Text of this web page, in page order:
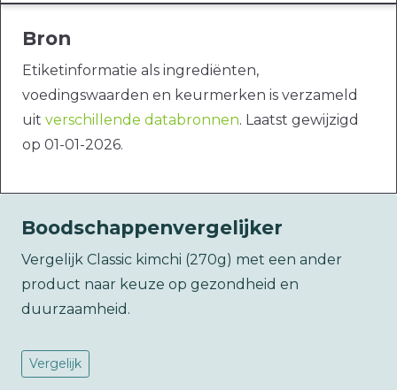
Bron
Etiketinformatie als ingrediënten,
voedingswaarden en keurmerken is verzameld
uit verschillende databronnen. Laatst gewijzigd
op 01-01-2026.
Boodschappenvergelijker
Vergelijk Classic kimchi (270g) met een ander
product naar keuze op gezondheid en
duurzaamheid.
Vergelijk